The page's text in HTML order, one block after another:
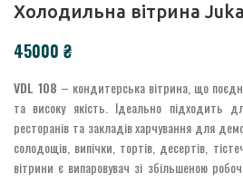
Холодильна вітрина
₴
VDL 108 – кондитерська вітрина, що
та високу якість. Ідеально підходить
ресторанів та закладів харчування для
солодощів, випічки, тортів, десертів,
вітрини є випаровувач зі збільшеною